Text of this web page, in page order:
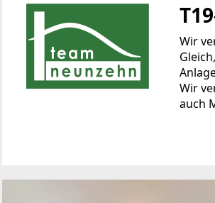
Wir
Wir
auch